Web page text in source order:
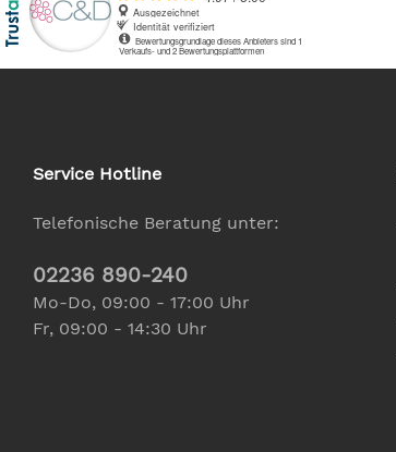
Service Hotline
Telefonische Beratung unter:
02236 890-240
Mo-Do, 09:00 - 17:00 Uhr
Fr, 09:00 - 14:30 Uhr